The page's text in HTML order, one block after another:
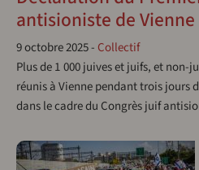
antisioniste de Vienne
9 octobre 2025- Collectif
Plus de 1 000 juives et juifs, et non-
réunis à Vienne pendant trois jours
dans le cadre du Congrès juif